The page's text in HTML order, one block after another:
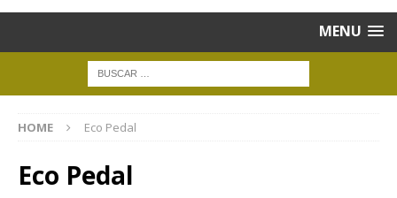
MENU
HOME Eco Pedal
Eco Pedal